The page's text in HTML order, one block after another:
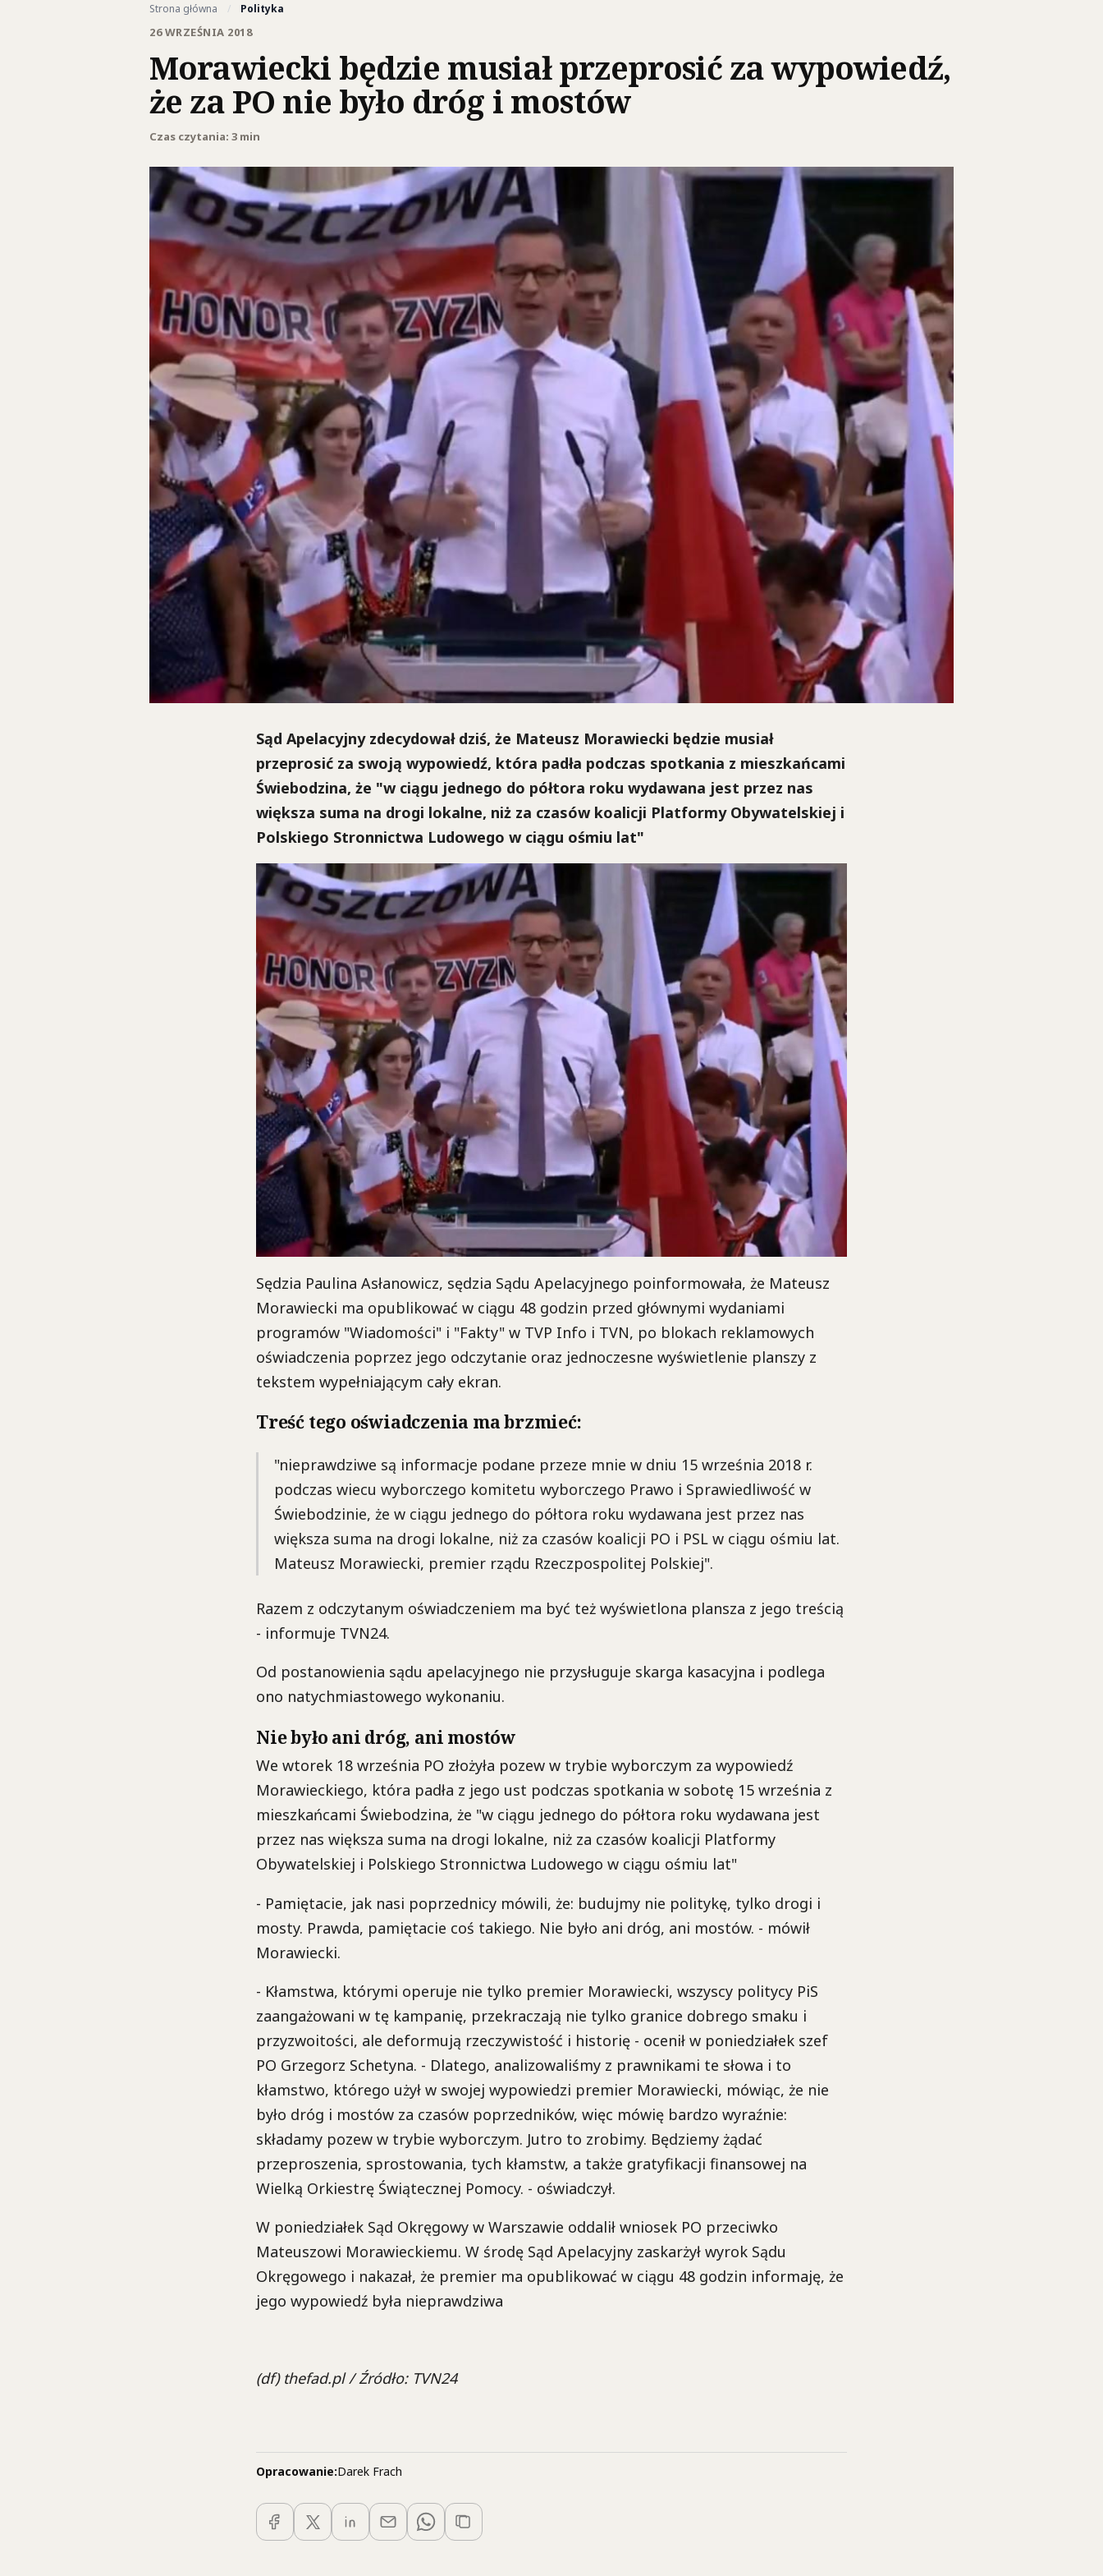
Strona główna / Polityka
26 WRZEŚNIA 2018
Morawiecki będzie musiał przeprosić za wypowiedź,
że za PO nie było dróg i mostów
Czas czytania: 3 min
Sąd Apelacyjny zdecydował dziś, że Mateusz Morawiecki będzie musiał
przeprosić za swoją wypowiedź, która padła podczas spotkania z mieszkańcami
Świebodzina, że "w ciągu jednego do półtora roku wydawana jest przez nas
większa suma na drogi lokalne, niż za czasów koalicji Platformy Obywatelskiej i
Polskiego Stronnictwa Ludowego w ciągu ośmiu lat"
Sędzia Paulina Asłanowicz, sędzia Sądu Apelacyjnego poinformowała, że Mateusz
Morawiecki ma opublikować w ciągu 48 godzin przed głównymi wydaniami
programów "Wiadomości" i "Fakty" w TVP Info i TVN, po blokach reklamowych
oświadczenia poprzez jego odczytanie oraz jednoczesne wyświetlenie planszy z
tekstem wypełniającym cały ekran.
Treść tego oświadczenia ma brzmieć:
"nieprawdziwe są informacje podane przeze mnie w dniu 15 września 2018 r.
podczas wiecu wyborczego komitetu wyborczego Prawo i Sprawiedliwość w
Świebodzinie, że w ciągu jednego do półtora roku wydawana jest przez nas
większa suma na drogi lokalne, niż za czasów koalicji PO i PSL w ciągu ośmiu lat.
Mateusz Morawiecki, premier rządu Rzeczpospolitej Polskiej".
Razem z odczytanym oświadczeniem ma być też wyświetlona plansza z jego treścią
- informuje TVN24.
Od postanowienia sądu apelacyjnego nie przysługuje skarga kasacyjna i podlega
ono natychmiastowego wykonaniu.
Nie było ani dróg, ani mostów
We wtorek 18 września PO złożyła pozew w trybie wyborczym za wypowiedź
Morawieckiego, która padła z jego ust podczas spotkania w sobotę 15 września z
mieszkańcami Świebodzina, że "w ciągu jednego do półtora roku wydawana jest
przez nas większa suma na drogi lokalne, niż za czasów koalicji Platformy
Obywatelskiej i Polskiego Stronnictwa Ludowego w ciągu ośmiu lat"
- Pamiętacie, jak nasi poprzednicy mówili, że: budujmy nie politykę, tylko drogi i
mosty. Prawda, pamiętacie coś takiego. Nie było ani dróg, ani mostów. - mówił
Morawiecki.
- Kłamstwa, którymi operuje nie tylko premier Morawiecki, wszyscy politycy PiS
zaangażowani w tę kampanię, przekraczają nie tylko granice dobrego smaku i
przyzwoitości, ale deformują rzeczywistość i historię - ocenił w poniedziałek szef
PO Grzegorz Schetyna. - Dlatego, analizowaliśmy z prawnikami te słowa i to
kłamstwo, którego użył w swojej wypowiedzi premier Morawiecki, mówiąc, że nie
było dróg i mostów za czasów poprzedników, więc mówię bardzo wyraźnie:
składamy pozew w trybie wyborczym. Jutro to zrobimy. Będziemy żądać
przeproszenia, sprostowania, tych kłamstw, a także gratyfikacji finansowej na
Wielką Orkiestrę Świątecznej Pomocy. - oświadczył.
W poniedziałek Sąd Okręgowy w Warszawie oddalił wniosek PO przeciwko
Mateuszowi Morawieckiemu. W środę Sąd Apelacyjny zaskarżył wyrok Sądu
Okręgowego i nakazał, że premier ma opublikować w ciągu 48 godzin informaję, że
jego wypowiedź była nieprawdziwa
(df) thefad.pl / Źródło: TVN24
Opracowanie:Darek Frach